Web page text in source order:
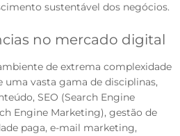
sustentável dos negócios.
no mercado digital
de extrema complexidade
uma vasta gama de disciplinas,
SEO (Search Engine
Engine Marketing), gestão de
paga, e-mail marketing,